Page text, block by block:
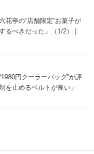
花亭の“店舗限定”お菓子が
べきだった」（1/2） |
円クーラーバッグ”が評
止めるベルトが良い」